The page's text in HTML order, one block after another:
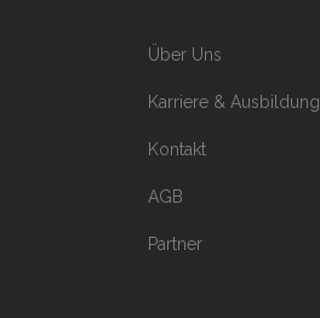
Über Uns
Karriere & Ausbildung
Kontakt
AGB
Partner